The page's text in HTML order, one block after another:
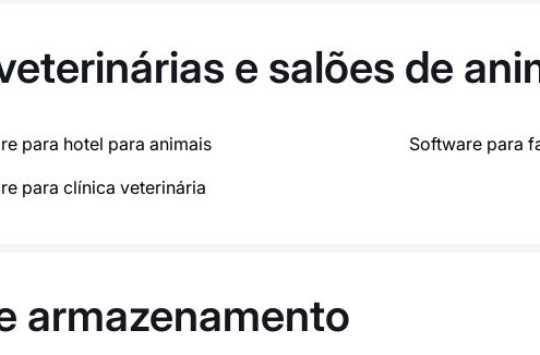
e salões de
para hotel para animais
para clínica veterinária
Software para
armazenamento